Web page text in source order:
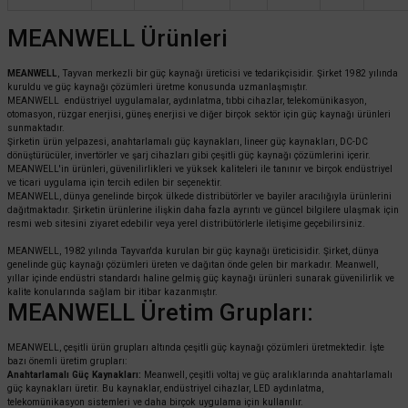
MEANWELL Ürünleri
MEANWELL
, Tayvan merkezli bir güç kaynağı üreticisi ve tedarikçisidir. Şirket 1982 yılında
kuruldu ve güç kaynağı çözümleri üretme konusunda uzmanlaşmıştır.
MEANWELL endüstriyel uygulamalar, aydınlatma, tıbbi cihazlar, telekomünikasyon,
otomasyon, rüzgar enerjisi, güneş enerjisi ve diğer birçok sektör için güç kaynağı ürünleri
sunmaktadır.
Şirketin ürün yelpazesi, anahtarlamalı güç kaynakları, lineer güç kaynakları, DC-DC
dönüştürücüler, invertörler ve şarj cihazları gibi çeşitli güç kaynağı çözümlerini içerir.
MEANWELL'in ürünleri, güvenilirlikleri ve yüksek kaliteleri ile tanınır ve birçok endüstriyel
ve ticari uygulama için tercih edilen bir seçenektir.
MEANWELL, dünya genelinde birçok ülkede distribütörler ve bayiler aracılığıyla ürünlerini
dağıtmaktadır. Şirketin ürünlerine ilişkin daha fazla ayrıntı ve güncel bilgilere ulaşmak için
resmi web sitesini ziyaret edebilir veya yerel distribütörlerle iletişime geçebilirsiniz.
MEANWELL, 1982 yılında Tayvan'da kurulan bir güç kaynağı üreticisidir. Şirket, dünya
genelinde güç kaynağı çözümleri üreten ve dağıtan önde gelen bir markadır. Meanwell,
yıllar içinde endüstri standardı haline gelmiş güç kaynağı ürünleri sunarak güvenilirlik ve
kalite konularında sağlam bir itibar kazanmıştır.
MEANWELL Üretim Grupları:
MEANWELL, çeşitli ürün grupları altında çeşitli güç kaynağı çözümleri üretmektedir. İşte
bazı önemli üretim grupları:
Anahtarlamalı Güç Kaynakları: Meanwell, çeşitli voltaj ve güç aralıklarında anahtarlamalı
güç kaynakları üretir. Bu kaynaklar, endüstriyel cihazlar, LED aydınlatma,
telekomünikasyon sistemleri ve daha birçok uygulama için kullanılır.